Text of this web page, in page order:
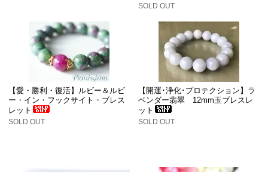
SOLD OUT
【愛・勝利・復活】ルビー＆ルビ
ー・イン・フックサイト・ブレス
レット
SOLD OUT
【開運･浄化･プロテクション】ラ
ベンダー翡翠 12mm玉ブレスレ
ット
SOLD OUT